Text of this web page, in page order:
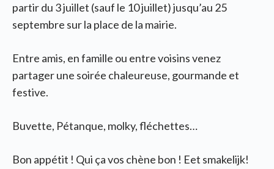
partir du 3 juillet (sauf le 10 juillet) jusqu’au 25
septembre sur la place de la mairie.
Entre amis, en famille ou entre voisins venez
partager une soirée chaleureuse, gourmande et
festive.
Buvette, Pétanque, molky, fléchettes…
Bon appétit ! Qui ça vos chène bon ! Eet smakelijk!